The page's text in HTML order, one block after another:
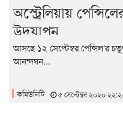
অস্ট্রেলিয়ায়
উদযাপন
আসছে ১২ সেপ্টেম্বর পেন্সিল’র
আনন্দঘন...
কমিউনিটি ৫ সেপ্টেম্বর ২০২০